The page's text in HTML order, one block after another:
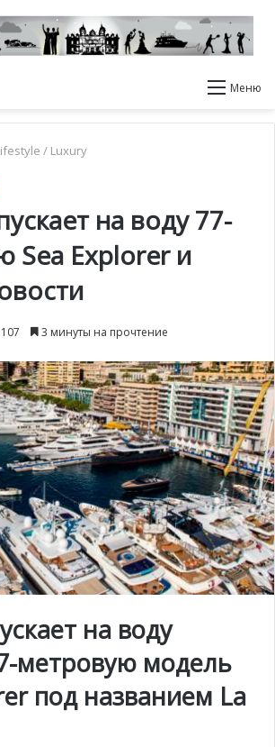
Меню
/ Luxury
на воду 77-
Sea Explorer и
107 3 минуты на прочтение
на воду
метровую модель
под названием La